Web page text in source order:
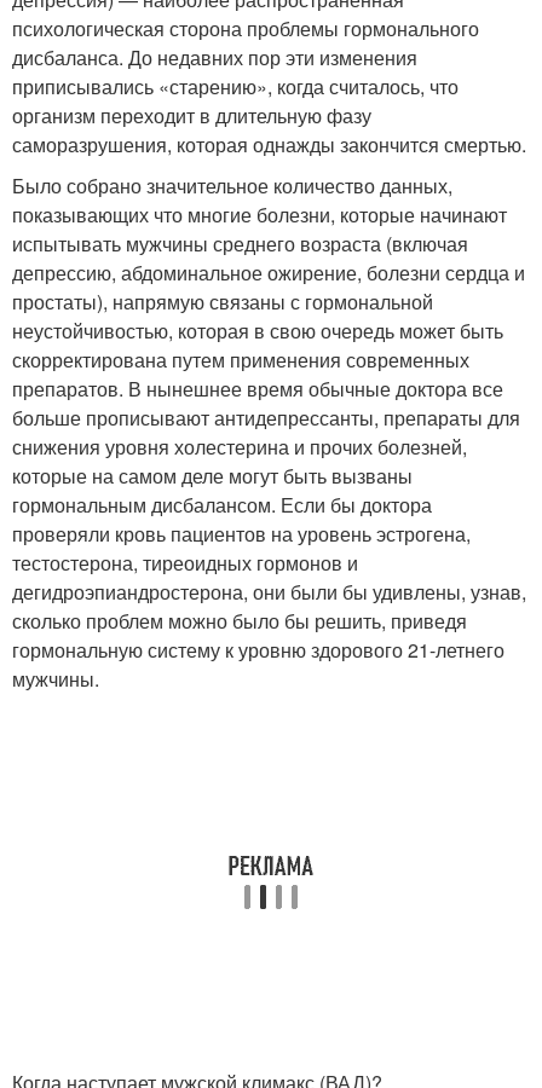
психологическая сторона проблемы гормонального
дисбаланса. До недавних пор эти изменения
приписывались «старению», когда считалось, что
организм переходит в длительную фазу
саморазрушения, которая однажды закончится смертью.
Было собрано значительное количество данных,
показывающих что многие болезни, которые начинают
испытывать мужчины среднего возраста (включая
депрессию, абдоминальное ожирение, болезни сердца и
простаты), напрямую связаны с гормональной
неустойчивостью, которая в свою очередь может быть
скорректирована путем применения современных
препаратов. В нынешнее время обычные доктора все
больше прописывают антидепрессанты, препараты для
снижения уровня холестерина и прочих болезней,
которые на самом деле могут быть вызваны
гормональным дисбалансом. Если бы доктора
проверяли кровь пациентов на уровень эстрогена,
тестостерона, тиреоидных гормонов и
дегидроэпиандростерона, они были бы удивлены, узнав,
сколько проблем можно было бы решить, приведя
гормональную систему к уровню здорового 21-летнего
мужчины.
Когда наступает мужской климакс (ВАД)?